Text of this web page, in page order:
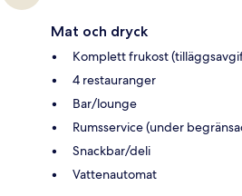
Mat och dryck
Komplett frukost
4 restauranger
Bar/lounge
Rumsservice (under
Snackbar/deli
Vattenautomat